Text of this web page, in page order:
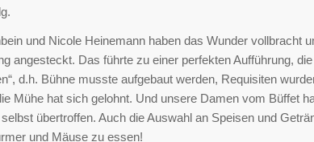
und Nicole Heinemann haben das Wunder vollbracht
angesteckt. Das führte zu einer perfekten Aufführung,
d.h. Bühne musste aufgebaut werden, Requisiten
Mühe hat sich gelohnt. Und unsere Damen vom Büffet
übertroffen. Auch die Auswahl an Speisen und
und Mäuse zu essen!